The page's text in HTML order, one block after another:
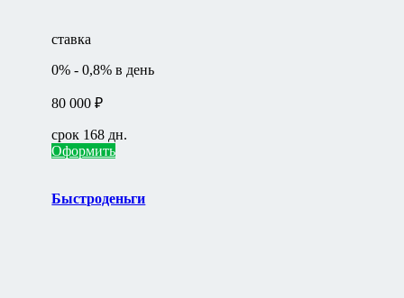
ставка
0% - 0,8% в день
80 000 ₽
срок 168 дн.
Оформить
Быстроденьги